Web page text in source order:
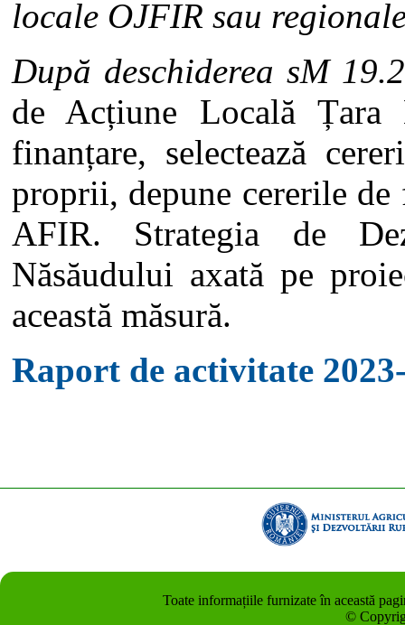
locale OJFIR sau
După deschiderea sM
de Acțiune Locală Țara
finanțare, selectează
proprii, depune cererile
AFIR. Strategia de
Năsăudului axată pe
această măsură.
Raport de activitate
Toate informațiile furnizate în această
©